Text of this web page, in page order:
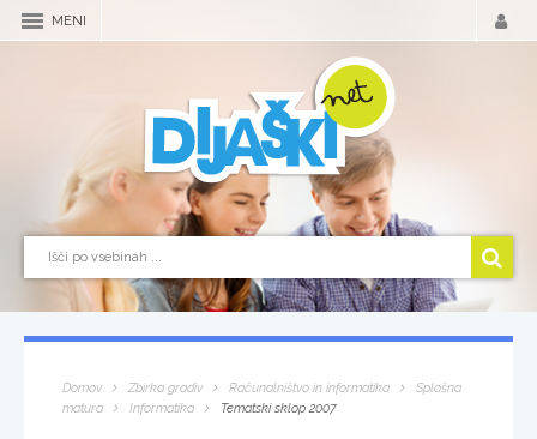
MENI
Domov Zbirka gradiv Računalništvo in informatika
Splošna
matura
Informatika Tematski sklop 2007